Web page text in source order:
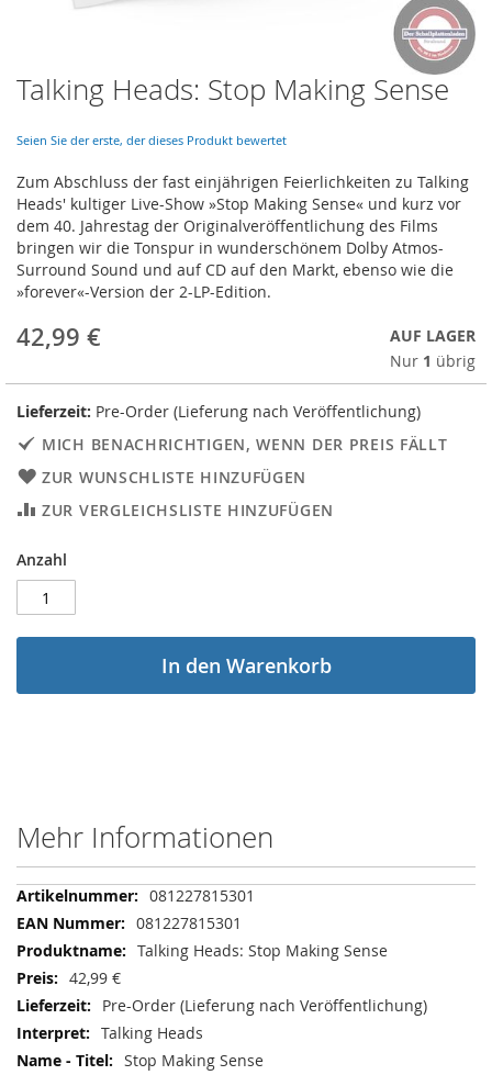
Skip
to
beginning
of
the
images
gallery
Talking Heads: Stop Making Sense
Seien Sie der erste, der dieses Produkt bewertet
Zum Abschluss der fast einjährigen Feierlichkeiten zu Talking
Heads' kultiger Live-Show »Stop Making Sense« und kurz vor
dem 40. Jahrestag der Originalveröffentlichung des Films
bringen wir die Tonspur in wunderschönem Dolby Atmos-
Surround Sound und auf CD auf den Markt, ebenso wie die
»forever«-Version der 2-LP-Edition.
42,99 €
AUF LAGER
Nur 1 übrig
Lieferzeit: Pre-Order (Lieferung nach Veröffentlichung)
MICH BENACHRICHTIGEN, WENN DER PREIS FÄLLT
ZUR WUNSCHLISTE HINZUFÜGEN
ZUR VERGLEICHSLISTE HINZUFÜGEN
Anzahl
In den Warenkorb
Mehr Informationen
Mehr
Informationen
081227815301
081227815301
Talking Heads: Stop Making Sense
42,99 €
Pre-Order (Lieferung nach Veröffentlichung)
Talking Heads
Stop Making Sense